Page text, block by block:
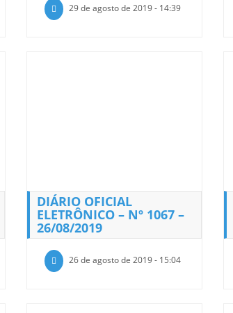
29 de agosto de 2019 - 14:39
DIÁRIO OFICIAL
ELETRÔNICO – Nº 1067 –
26/08/2019
26 de agosto de 2019 - 15:04